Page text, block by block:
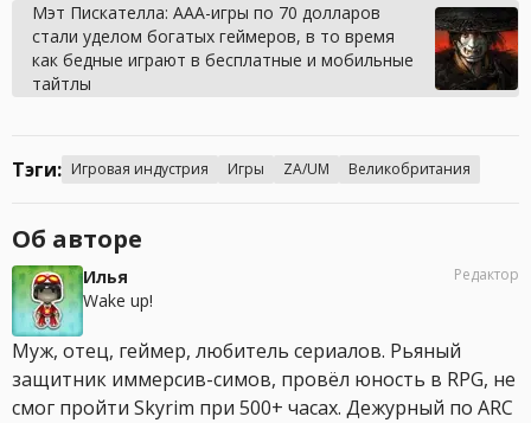
Мэт Пискателла: ААА-игры по 70 долларов
стали уделом богатых геймеров, в то время
как бедные играют в бесплатные и мобильные
тайтлы
Тэги: Игровая индустрия Игры ZA/UM Великобритания
Об авторе
Илья
Wake up!
Редактор
Муж, отец, геймер, любитель сериалов. Рьяный
защитник иммерсив-симов, провёл юность в RPG, не
смог пройти Skyrim при 500+ часах. Дежурный по ARC